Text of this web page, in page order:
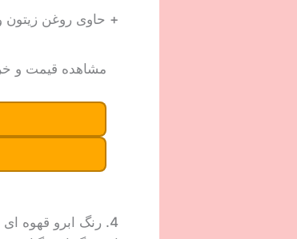
+ حاوی روغن زیتون
مشاهده قیمت و
4. رنگ ابرو قهوه ای متوسط